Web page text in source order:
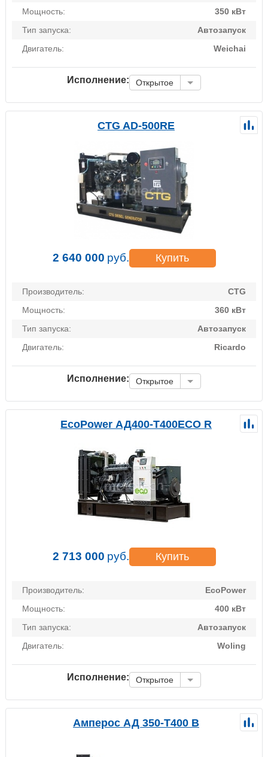
Мощность:
350 кВт
Тип запуска:
Автозапуск
Двигатель:
Weichai
Исполнение: Открытое
CTG AD-500RE
2 640 000 руб. Купить
Производитель:
CTG
Мощность:
360 кВт
Тип запуска:
Автозапуск
Двигатель:
Ricardo
Исполнение: Открытое
EcoPower АД400-T400ECO R
2 713 000 руб. Купить
Производитель:
EcoPower
Мощность:
400 кВт
Тип запуска:
Автозапуск
Двигатель:
Woling
Исполнение: Открытое
Амперос АД 350-Т400 B